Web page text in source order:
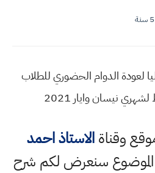
لعودة الدوام الحضوري للطلاب
نيسان وايار 2021
وقناةالاستاذ احمد
الموضوع سنعرض لكم شرح